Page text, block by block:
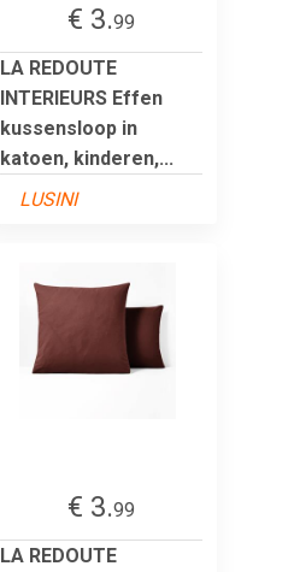
€ 3.99
LA REDOUTE
INTERIEURS Effen
kussensloop in
katoen, kinderen,...
LUSINI
€ 3.99
LA REDOUTE